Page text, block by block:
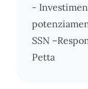
-
SSN
Petta